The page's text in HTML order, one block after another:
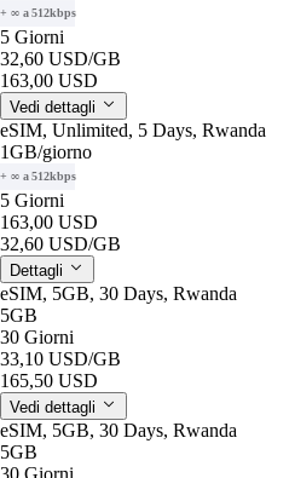
+ ∞ a 512kbps
5 Giorni
32,60 USD/GB
163,00 USD
Vedi dettagli
eSIM, Unlimited, 5 Days, Rwanda
1GB/giorno
+ ∞ a 512kbps
5 Giorni
163,00 USD
32,60 USD/GB
Dettagli
eSIM, 5GB, 30 Days, Rwanda
5GB
30 Giorni
33,10 USD/GB
165,50 USD
Vedi dettagli
eSIM, 5GB, 30 Days, Rwanda
5GB
30 Giorni